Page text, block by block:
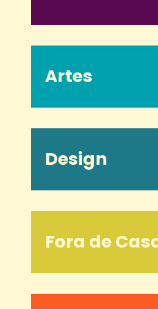
Artes
Design
Fora de